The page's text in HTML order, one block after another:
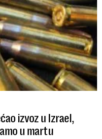
izvoz u Izrael,
u martu